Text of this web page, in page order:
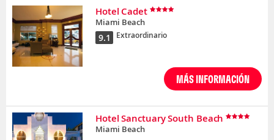
Hotel Cadet
Miami Beach
9.1 Extraordinario
MÁS INFORMACIÓN
Hotel Sanctuary South Beach
Miami Beach